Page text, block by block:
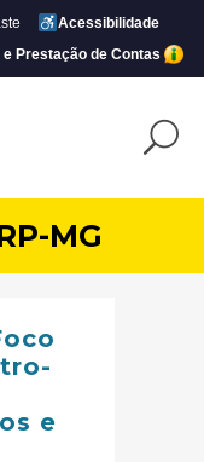
Acessibilidade
Prestação de Contas
MG
e